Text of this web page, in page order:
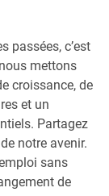
passées, c’est
mettons
croissance, de
et un
Partagez
notre avenir.
sans
de